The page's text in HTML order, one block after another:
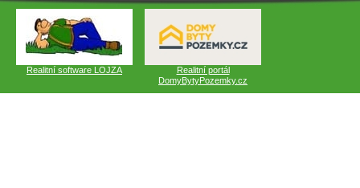
Realitní software LOJZA
Realitní portál
DomyBytyPozemky.cz